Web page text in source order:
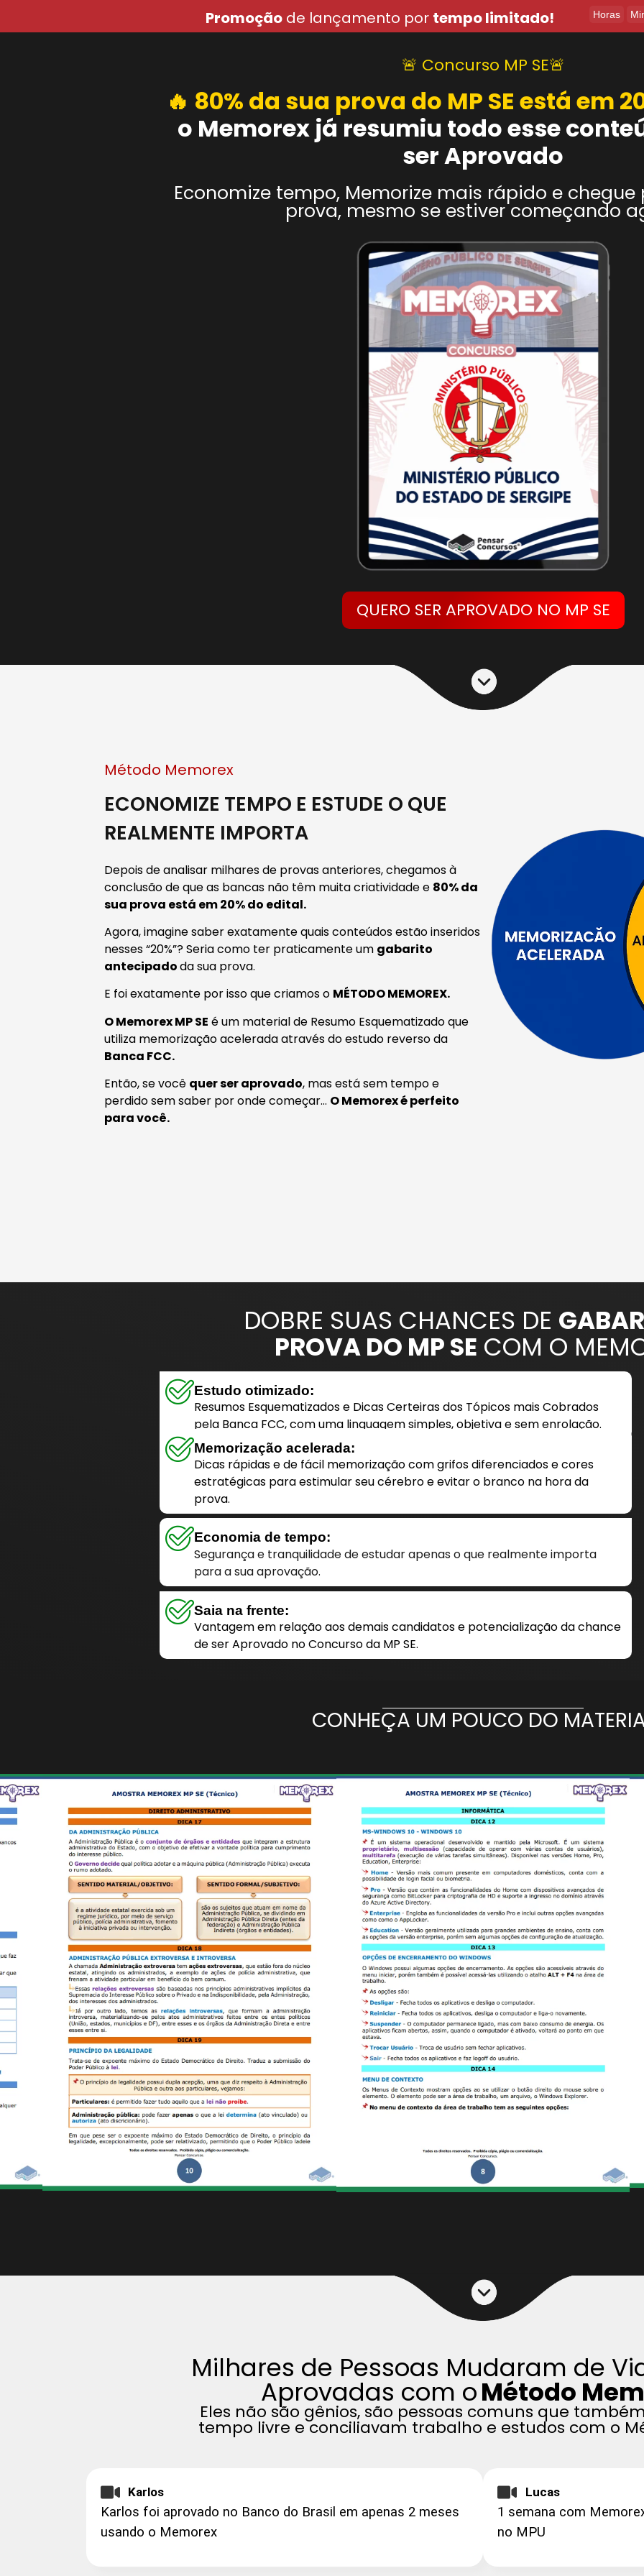
Promoção de lançamento por tempo limitado! Horas
🚨 Concurso MP SE🚨
🔥 80% da sua prova do MP SE está em
o Memorex já resumiu todo esse
ser Aprovado
Economize tempo, Memorize mais rápido e
prova, mesmo se estiver começando
QUERO SER APROVADO NO MP SE
Método Memorex
ECONOMIZE TEMPO E ESTUDE O QUE
REALMENTE IMPORTA
Depois de analisar milhares de provas anteriores, chegamos à
conclusão de que as bancas não têm muita criatividade e 80% da
sua prova está em 20% do edital.
Agora, imagine saber exatamente quais conteúdos estão inseridos
nesses “20%”? Seria como ter praticamente um gabarito
antecipadoda sua prova.
E foi exatamente por isso que criamos o MÉTODO MEMOREX.
O Memorex MP SE é um material de Resumo Esquematizado que
utiliza memorização acelerada através do estudo reverso da
Banca FCC.
Então, se você quer ser aprovado, mas está sem tempo e
perdido sem saber por onde começar… O Memorex é perfeito
para você.
DOBRE SUAS CHANCES DE
PROVA DO MP SE COM O
Estudo otimizado:
Resumos Esquematizados e Dicas Certeiras dos Tópicos mais Cobrados
pela Banca FCC, com uma linguagem simples, objetiva e sem enrolação.
Memorização acelerada:
Dicas rápidas e de fácil memorização com grifos diferenciados e cores
estratégicas para estimular seu cérebro e evitar o branco na hora da
prova.
Economia de tempo:
Segurança e tranquilidade de estudar apenas o que realmente importa
para a sua aprovação.
Saia na frente:
Vantagem em relação aos demais candidatos e potencialização da chance
de ser Aprovado no Concurso da MP SE.
CONHEÇA UM POUCO DO
Milhares de Pessoas Mudaram de
Aprovadas com oMétodo
Eles não são gênios, são pessoas comuns que
tempo livre e conciliavam trabalho e estudos com o
Karlos
Karlos foi aprovado no Banco do Brasil em apenas 2 meses
usando o Memorex
Lucas
1 semana com
no MPU